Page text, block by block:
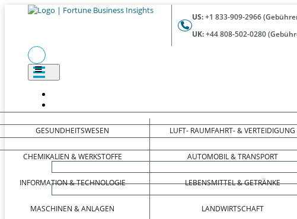
US:+1 833-909-2966
UK:+44 808-502-0280
GESUNDHEITSWESEN
CHEMIKALIEN & WERKSTOFFE
INFORMATION & TECHNOLOGIE
MASCHINEN & ANLAGEN
LUFT- RAUMFAHRT- & VERTEIDIGUNG
AUTOMOBIL & TRANSPORT
LEBENSMITTEL & GETRÄNKE
LANDWIRTSCHAFT